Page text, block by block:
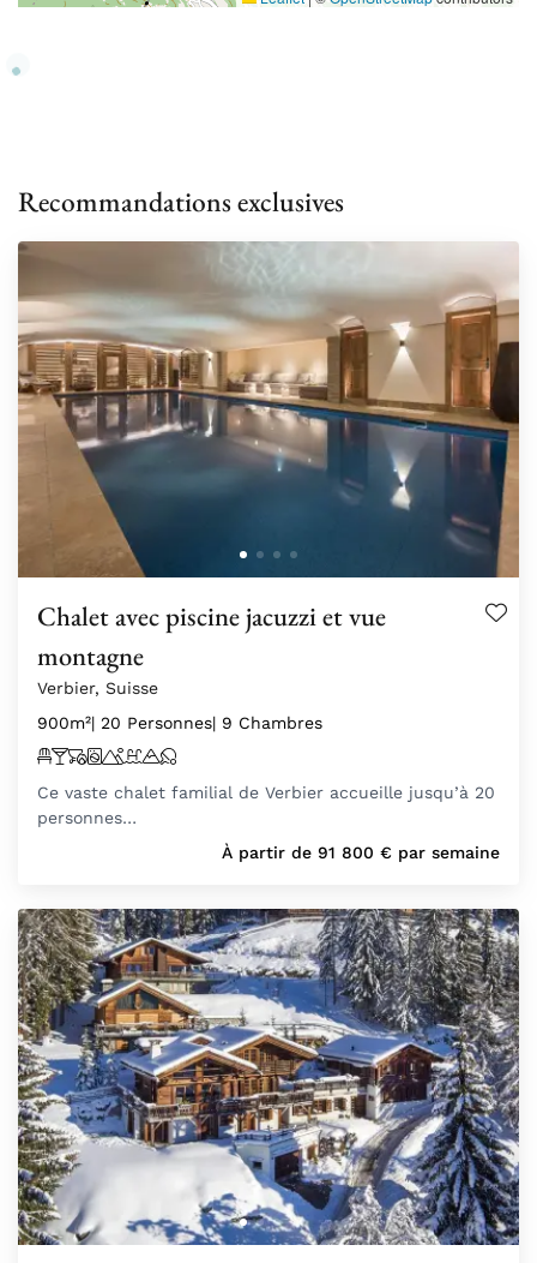
Recommandations exclusives
Chalet avec piscine jacuzzi et vue
montagne
Verbier, Suisse
900m²| 20 Personnes| 9 Chambres
Ce vaste chalet familial de Verbier accueille jusqu’à 20
personnes…
À partir de 91 800 € par semaine